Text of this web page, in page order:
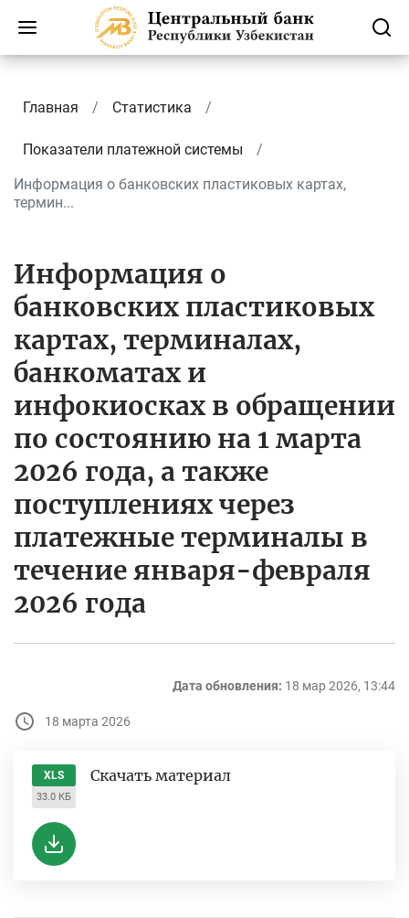
Главная Статистика
Показатели платежной системы
Информация о банковских пластиковых картах,
термин...
Информация о
банковских пластиковых
картах, терминалах,
банкоматах и
инфокиосках в обращении
по состоянию на 1 марта
2026 года, а также
поступлениях через
платежные терминалы в
течение января-февраля
2026 года
Дата обновления: 18 мар 2026, 13:44
18 марта 2026
XLS
33.0 КБ
Скачать материал